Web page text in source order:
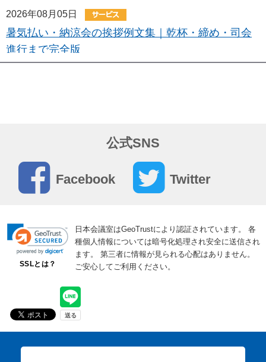
2026年08月05日
暑気払い・納涼会の挨拶例文集｜乾杯・締め・司会
進行まで完全版
研修会場の選び方と活用方法｜貸会議室・レンタル
スペースで研修効果を高めるポイント
「研修会場をどのように選べばよいのか」「参加者が集中
できる環境を・・・
口コミ投稿募集しています
いつも日本会議室のご利用、誠にありがとうございます。
2026年08月03日
8月の朝礼ネタに困らない｜暑さ・体調管理・夏季
公式SNS
Facebook Twitter
SSLとは？
日本会議室はGeoTrustにより認証されています。
各
種個人情報については暗号化処理され安全に送信され
ます。
第三者に情報が見られる心配はありません。
ご安心してご利用ください。